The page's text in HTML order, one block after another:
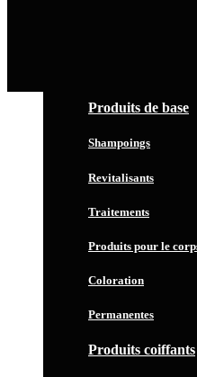
Produits de base
Shampoings
Revitalisants
Traitements
Produits pour le
Coloration
Permanentes
Produits coiffants